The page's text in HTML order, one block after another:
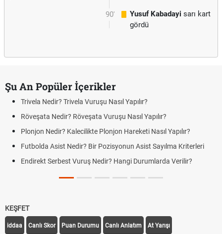
90' Yusuf Kabadayi sarı kart
gördü
Şu An Popüler İçerikler
Trivela Nedir? Trivela Vuruşu Nasıl Yapılır?
Röveşata Nedir? Röveşata Vuruşu Nasıl Yapılır?
Plonjon Nedir? Kalecilikte Plonjon Hareketi Nasıl Yapılır?
Futbolda Asist Nedir? Bir Pozisyonun Asist Sayılma Kriterleri
Endirekt Serbest Vuruş Nedir? Hangi Durumlarda Verilir?
KEŞFET
iddaa Canlı Skor Puan Durumu Canlı Anlatım At Yarışı